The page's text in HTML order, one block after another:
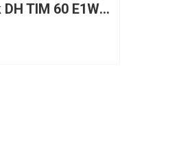
Timberk DH TIM 60 E1W осушитель воздуха